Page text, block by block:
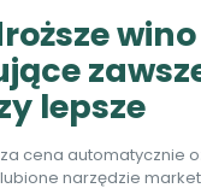
wino
lepsze
cena automatycznie
narzędzie